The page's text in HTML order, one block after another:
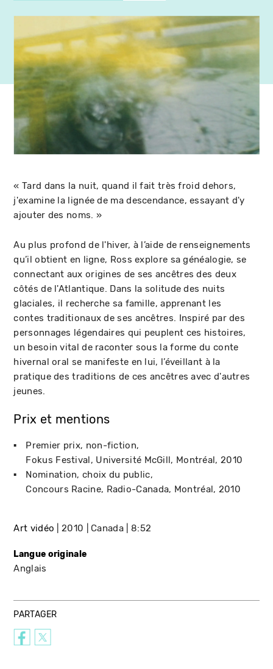
« Tard dans la nuit, quand il fait très froid dehors,
j'examine la lignée de ma descendance, essayant d'y
ajouter des noms. »
Au plus profond de l'hiver, à l’aide de renseignements
qu’il obtient en ligne, Ross explore sa généalogie, se
connectant aux origines de ses ancêtres des deux
côtés de l'Atlantique. Dans la solitude des nuits
glaciales, il recherche sa famille, apprenant les
contes traditionaux de ses ancêtres. Inspiré par des
personnages légendaires qui peuplent ces histoires,
un besoin vital de raconter sous la forme du conte
hivernal oral se manifeste en lui, l’éveillant à la
pratique des traditions de ces ancêtres avec d'autres
jeunes.
Prix et mentions
Premier prix, non-fiction
Fokus Festival, Université McGill
Montréal 2010
Nomination, choix du public
Concours Racine, Radio-Canada Montréal 2010
Art vidéo 2010 Canada 8:52
Langue originale
Anglais
PARTAGER